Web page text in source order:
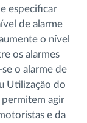
especificar
de alarme
o nível
os alarmes
o alarme de
Utilização do
agir
e da